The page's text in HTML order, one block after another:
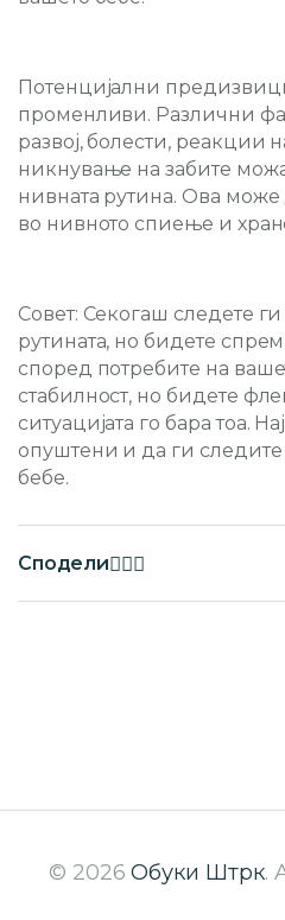
Потенцијални
променливи. Различни
развој, болести, реакции
никнување на забите
нивната рутина. Ова
во нивното спиење и
Совет: Секогаш следете
рутината, но бидете
според потребите на
стабилност, но бидете
ситуацијата го бара тоа.
опуштени и да ги
бебе.
Сподели
© 2026Обуки Штрк.